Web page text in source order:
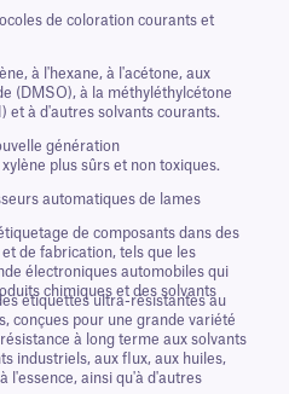
de coloration courants et
à l'hexane, à l'acétone, aux
(DMSO), à la méthyléthylcétone
et à d'autres solvants courants.
génération
plus sûrs et non toxiques.
automatiques de lames
de composants dans des
de fabrication, tels que les
électroniques automobiles qui
chimiques et des solvants
étiquettes ultra-résistantes au
conçues pour une grande variété
à long terme aux solvants
industriels, aux flux, aux huiles,
l'essence, ainsi qu'à d'autres